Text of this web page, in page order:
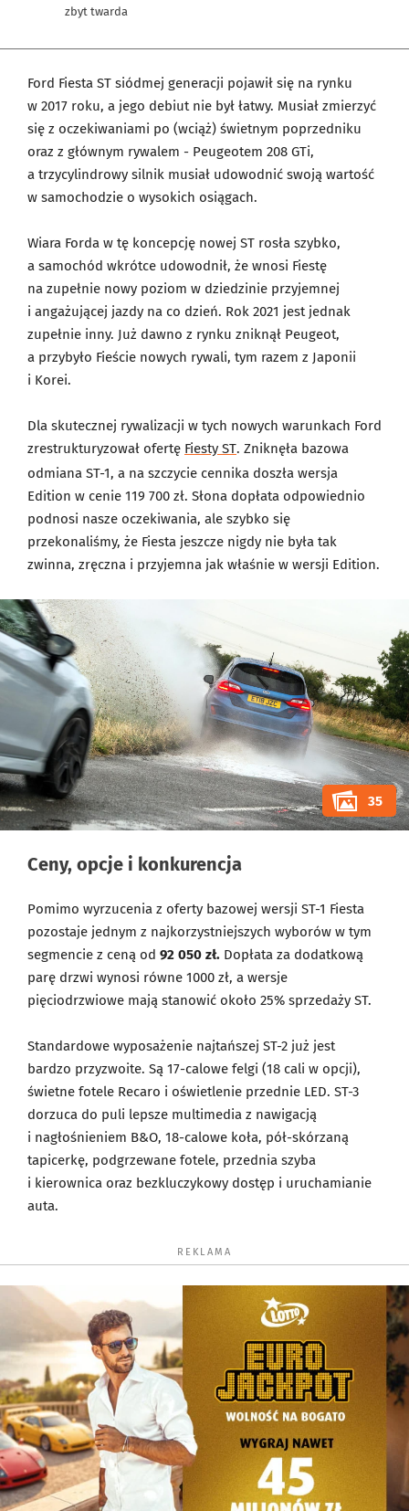
zbyt twarda
Ford Fiesta ST siódmej generacji pojawił się na rynku
w 2017 roku, a jego debiut nie był łatwy. Musiał zmierzyć
się z oczekiwaniami po (wciąż) świetnym poprzedniku
oraz z głównym rywalem - Peugeotem 208 GTi,
a trzycylindrowy silnik musiał udowodnić swoją wartość
w samochodzie o wysokich osiągach.
Wiara Forda w tę koncepcję nowej ST rosła szybko,
a samochód wkrótce udowodnił, że wnosi Fiestę
na zupełnie nowy poziom w dziedzinie przyjemnej
i angażującej jazdy na co dzień. Rok 2021 jest jednak
zupełnie inny. Już dawno z rynku zniknął Peugeot,
a przybyło Fieście nowych rywali, tym razem z Japonii
i Korei.
Dla skutecznej rywalizacji w tych nowych warunkach Ford
zrestrukturyzował ofertę Fiesty ST. Zniknęła bazowa
odmiana ST-1, a na szczycie cennika doszła wersja
Edition w cenie 119 700 zł. Słona dopłata odpowiednio
podnosi nasze oczekiwania, ale szybko się
przekonaliśmy, że Fiesta jeszcze nigdy nie była tak
zwinna, zręczna i przyjemna jak właśnie w wersji Edition.
35
Ceny, opcje i konkurencja
Pomimo wyrzucenia z oferty bazowej wersji ST-1 Fiesta
pozostaje jednym z najkorzystniejszych wyborów w tym
segmencie z ceną od 92 050 zł. Dopłata za dodatkową
parę drzwi wynosi równe 1000 zł, a wersje
pięciodrzwiowe mają stanowić około 25% sprzedaży ST.
Standardowe wyposażenie najtańszej ST-2 już jest
bardzo przyzwoite. Są 17-calowe felgi (18 cali w opcji),
świetne fotele Recaro i oświetlenie przednie LED. ST-3
dorzuca do puli lepsze multimedia z nawigacją
i nagłośnieniem B&O, 18-calowe koła, pół-skórzaną
tapicerkę, podgrzewane fotele, przednia szyba
i kierownica oraz bezkluczykowy dostęp i uruchamianie
auta.
REKLAMA